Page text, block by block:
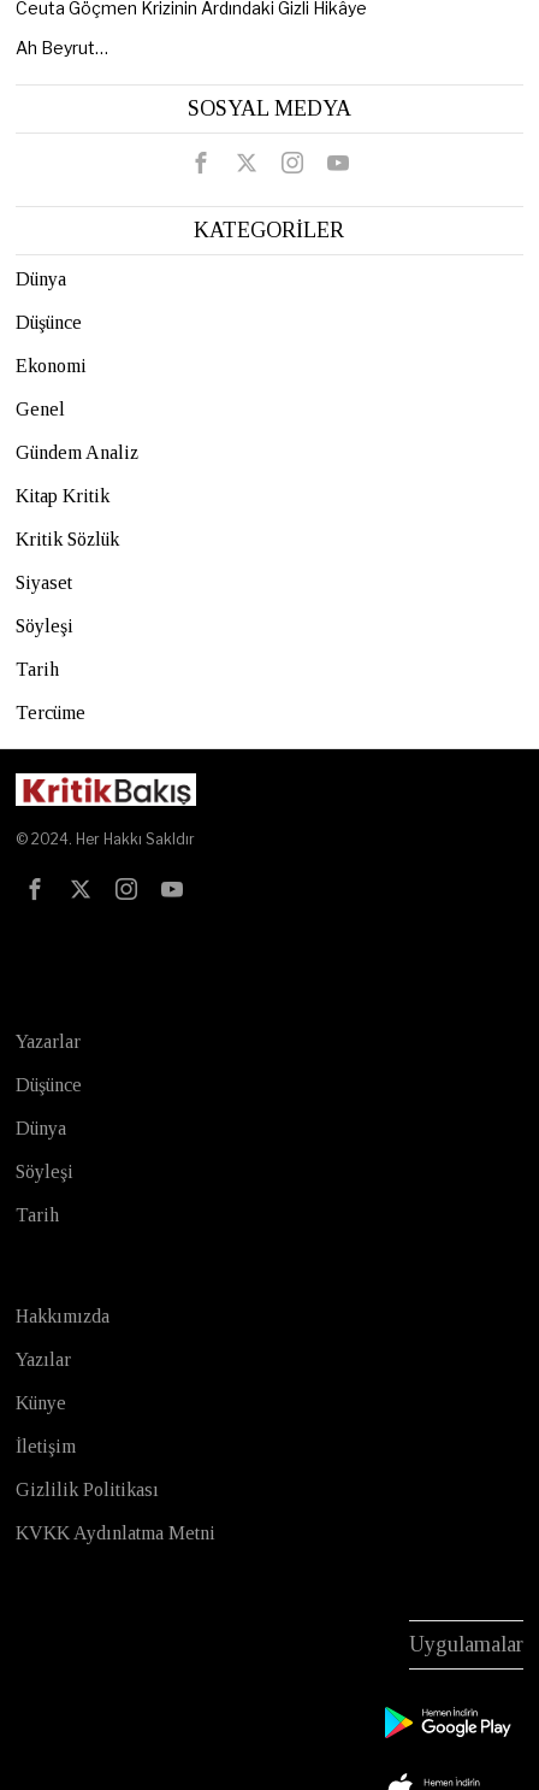
Ceuta Göçmen Krizinin Ardındaki Gizli Hikâye
Ah Beyrut…
SOSYAL MEDYA
KATEGORİLER
Dünya
Düşünce
Ekonomi
Genel
Gündem Analiz
Kitap Kritik
Kritik Sözlük
Siyaset
Söyleşi
Tarih
Tercüme
© 2024. Her Hakkı Sakldır
Yazarlar
Düşünce
Dünya
Söyleşi
Tarih
Hakkımızda
Yazılar
Künye
İletişim
Gizlilik Politikası
KVKK Aydınlatma Metni
Uygulamalar